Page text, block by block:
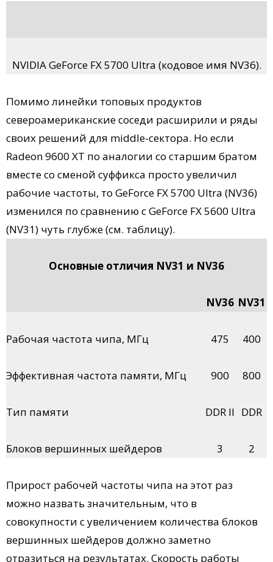
NVIDIA GeForce FX 5700 Ultra (кодовое имя NV36).
Помимо линейки топовых продуктов
североамериканские соседи расширили и ряды
своих решений для middle-сектора. Но если
Radeon 9600 XT по аналогии со старшим братом
вместе со сменой суффикса просто увеличил
рабочие частоты, то GeForce FX 5700 Ultra (NV36)
изменился по сравнению с GeForce FX 5600 Ultra
(NV31) чуть глубже (см. таблицу).
Основные отличия NV31 и NV36
NV36 NV31
Рабочая частота чипа, МГц 475 400
Эффективная частота памяти, МГц 900 800
Тип памяти DDR II DDR
Блоков вершинных шейдеров 3 2
Прирост рабочей частоты чипа на этот раз
можно назвать значительным, что в
совокупности с увеличением количества блоков
вершинных шейдеров должно заметно
отразиться на результатах. Скорость работы